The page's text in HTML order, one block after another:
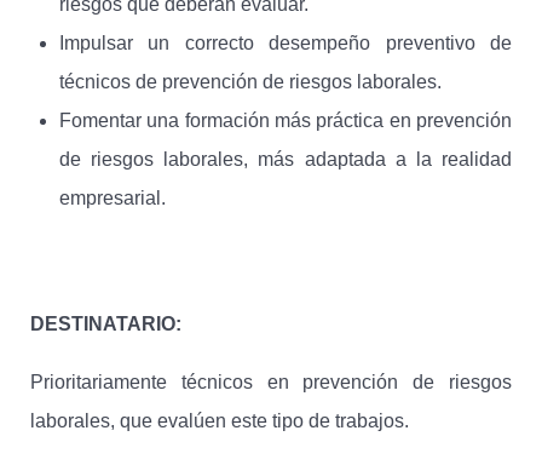
Impulsar un correcto desempeño preventivo de
técnicos de prevención de riesgos laborales.
Fomentar una formación más práctica en prevención
de riesgos laborales, más adaptada a la realidad
empresarial.
DESTINATARIO:
Prioritariamente técnicos en prevención de riesgos
laborales, que evalúen este tipo de trabajos.